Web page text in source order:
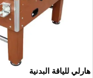
هارلي للياقة البدنية